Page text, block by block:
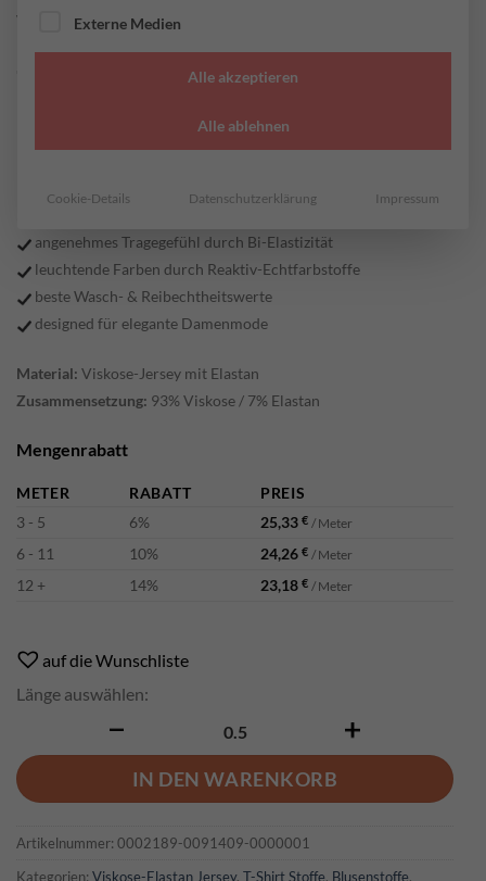
Wisp
26,95€ / Meter
angenehmes Tragegefühl durch Bi-Elastizität
leuchtende Farben durch Reaktiv-Echtfarbstoffe
beste Wasch- & Reibechtheitswerte
designed für elegante Damenmode
Material: Viskose-Jersey mit Elastan
Zusammensetzung: 93% Viskose / 7% Elastan
Mengenrabatt
METER RABATT
PREIS
3 - 5
6% 25,33 € / Meter
6 - 11 10% 24,26 € / Meter
12 + 14% 23,18 € / Meter
auf die Wunschliste
Länge auswählen:
IN DEN WARENKORB
Artikelnummer: 0002189-0091409-0000001
Kategorien: Viskose-Elastan Jersey, T-Shirt Stoffe, Blusenstoffe,
Externe Medien
Alle akzeptieren
Alle ablehnen
Cookie-Details Datenschutzerklärung Impressum